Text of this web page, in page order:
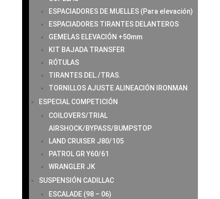
ESPACIADORES DE MUELLES (Para elevación)
ESPACIADORES TIRANTES DELANTEROS
GEMELAS ELEVACIÓN +50mm
KIT BAJADA TRANSFER
RÓTULAS
TIRANTES DEL./TRAS.
TORNILLOS AJUSTE ALINEACIÓN IRONMAN
ESPECIAL COMPETICIÓN
COILOVERS/TRIAL
AIRSHOCK/BYPASS/BUMPSTOP
LAND CRUISER J80/105
PATROL GR Y60/61
WRANGLER JK
SUSPENSIÓN CADILLAC
ESCALADE (98 – 06)